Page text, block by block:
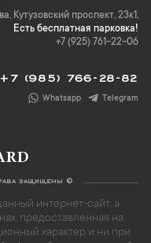
Кутузовский проспект, 23к1,
Есть бесплатная парковка!
+7 (925) 761-22-06
+7 (985) 766-28-82
Whatsapp Telegram
защищены ©
интернет-сайт, а
предоставленная на
характер и ни при